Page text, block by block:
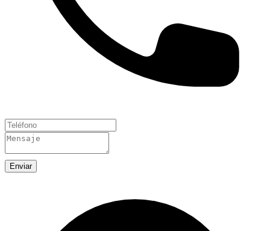
Enviar